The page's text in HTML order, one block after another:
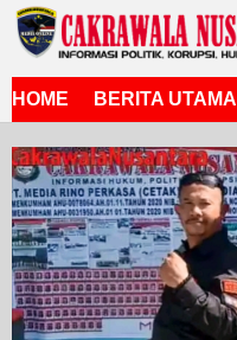
Lewati
ke
HOME
BERITA UTAMA